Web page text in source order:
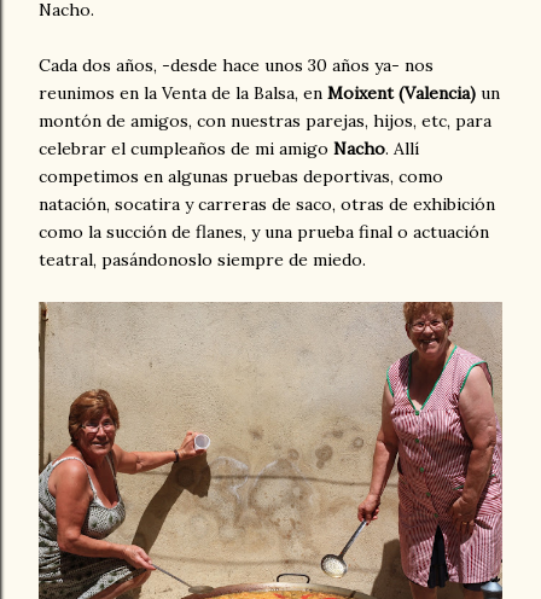
Nacho.
Cada dos años, -desde hace unos 30 años ya- nos
reunimos en la Venta de la Balsa, en Moixent (Valencia) un
montón de amigos, con nuestras parejas, hijos, etc, para
celebrar el cumpleaños de mi amigo Nacho. Allí
competimos en algunas pruebas deportivas, como
natación, socatira y carreras de saco, otras de exhibición
como la succión de flanes, y una prueba final o actuación
teatral, pasándonoslo siempre de miedo.